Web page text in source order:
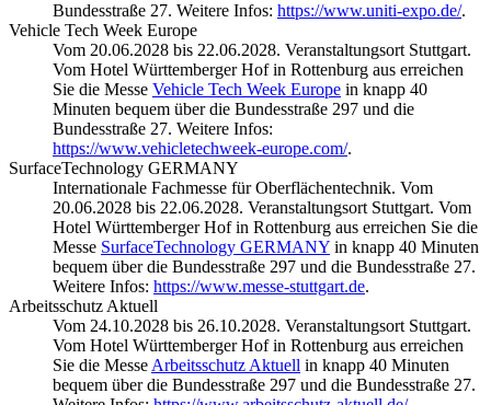
Bundesstraße 27. Weitere Infos: https://www.uniti-expo.de/.
Vehicle Tech Week Europe
Vom 20.06.2028 bis 22.06.2028. Veranstaltungsort Stuttgart.
Vom Hotel Württemberger Hof in Rottenburg aus erreichen
Sie die Messe Vehicle Tech Week Europe in knapp 40
Minuten bequem über die Bundesstraße 297 und die
Bundesstraße 27. Weitere Infos:
https://www.vehicletechweek-europe.com/.
SurfaceTechnology GERMANY
Internationale Fachmesse für Oberflächentechnik. Vom
20.06.2028 bis 22.06.2028. Veranstaltungsort Stuttgart. Vom
Hotel Württemberger Hof in Rottenburg aus erreichen Sie die
Messe SurfaceTechnology GERMANY in knapp 40 Minuten
bequem über die Bundesstraße 297 und die Bundesstraße 27.
Weitere Infos: https://www.messe-stuttgart.de.
Arbeitsschutz Aktuell
Vom 24.10.2028 bis 26.10.2028. Veranstaltungsort Stuttgart.
Vom Hotel Württemberger Hof in Rottenburg aus erreichen
Sie die Messe Arbeitsschutz Aktuell in knapp 40 Minuten
bequem über die Bundesstraße 297 und die Bundesstraße 27.